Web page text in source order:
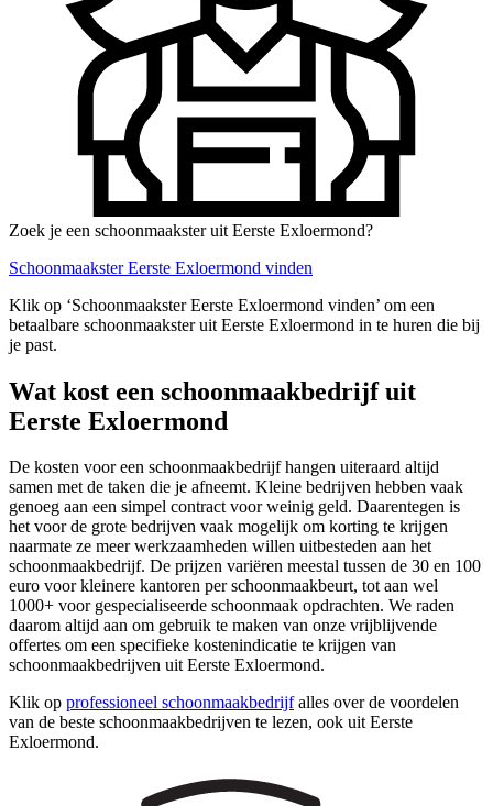
Zoek je een schoonmaakster uit Eerste Exloermond?
Schoonmaakster Eerste Exloermond vinden
Klik op ‘Schoonmaakster Eerste Exloermond vinden’ om een
betaalbare schoonmaakster uit Eerste Exloermond in te huren die bij
je past.
Wat kost een schoonmaakbedrijf uit
Eerste Exloermond
De kosten voor een schoonmaakbedrijf hangen uiteraard altijd
samen met de taken die je afneemt. Kleine bedrijven hebben vaak
genoeg aan een simpel contract voor weinig geld. Daarentegen is
het voor de grote bedrijven vaak mogelijk om korting te krijgen
naarmate ze meer werkzaamheden willen uitbesteden aan het
schoonmaakbedrijf. De prijzen variëren meestal tussen de 30 en 100
euro voor kleinere kantoren per schoonmaakbeurt, tot aan wel
1000+ voor gespecialiseerde schoonmaak opdrachten. We raden
daarom altijd aan om gebruik te maken van onze vrijblijvende
offertes om een specifieke kostenindicatie te krijgen van
schoonmaakbedrijven uit Eerste Exloermond.
Klik op professioneel schoonmaakbedrijfalles over de voordelen
van de beste schoonmaakbedrijven te lezen, ook uit Eerste
Exloermond.